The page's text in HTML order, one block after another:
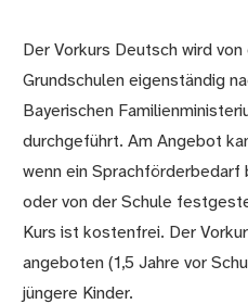
Der Vorkurs Deutsch wird
Grundschulen eigenständig
Bayerischen
durchgeführt. Am Angebot
wenn ein Sprachförderbedarf
oder von der Schule
Kurs ist kostenfrei. Der
angeboten (1,5 Jahre vor
jüngere Kinder.